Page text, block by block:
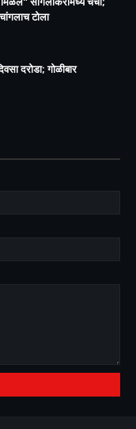
टोला
दरोडा; गोळीबार